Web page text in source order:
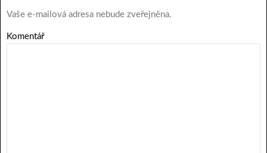
Vaše e-mailová adresa nebude zveřejněna.
Komentář